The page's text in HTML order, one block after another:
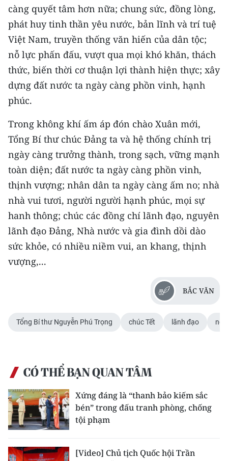
càng quyết tâm hơn nữa; chung sức, đồng lòng,
phát huy tinh thần yêu nước, bản lĩnh và trí tuệ
Việt Nam, truyền thống văn hiến của dân tộc;
nỗ lực phấn đấu, vượt qua mọi khó khăn, thách
thức, biến thời cơ thuận lợi thành hiện thực; xây
dựng đất nước ta ngày càng phồn vinh, hạnh
phúc.
Trong không khí ấm áp đón chào Xuân mới,
Tổng Bí thư chúc Đảng ta và hệ thống chính trị
ngày càng trưởng thành, trong sạch, vững mạnh
toàn diện; đất nước ta ngày càng phồn vinh,
thịnh vượng; nhân dân ta ngày càng ấm no; nhà
nhà vui tươi, người người hạnh phúc, mọi sự
hanh thông; chúc các đồng chí lãnh đạo, nguyên
lãnh đạo Đảng, Nhà nước và gia đình dồi dào
sức khỏe, có nhiều niềm vui, an khang, thịnh
vượng,...
BẮC VĂN
Tổng Bí thư Nguyễn Phú Trọng chúc Tết lãnh đạo
CÓ THỂ BẠN QUAN TÂM
Xứng đáng là “thanh bảo kiếm sắc
bén” trong đấu tranh phòng, chống
tội phạm
[Video] Chủ tịch Quốc hội Trần